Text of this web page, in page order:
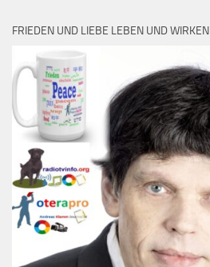
FRIEDEN UND LIEBE LEBEN UND WIRKEN